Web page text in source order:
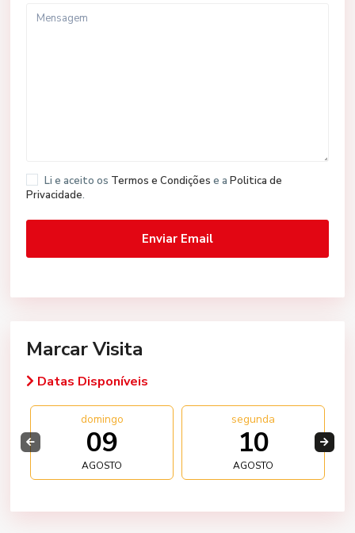
Li e aceito os Termos e Condições e a Politica de
Privacidade.
Marcar Visita
Datas Disponíveis
domingo
09
AGOSTO
segunda
10
AGOSTO